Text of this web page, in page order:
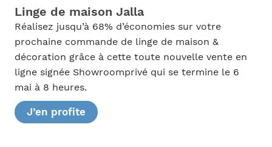
Linge de maison Jalla
Réalisez jusqu’à 68% d’économies sur votre
prochaine commande de linge de maison &
décoration grâce à cette toute nouvelle vente en
ligne signée Showroomprivé qui se termine le 6
mai à 8 heures.
J’en profite